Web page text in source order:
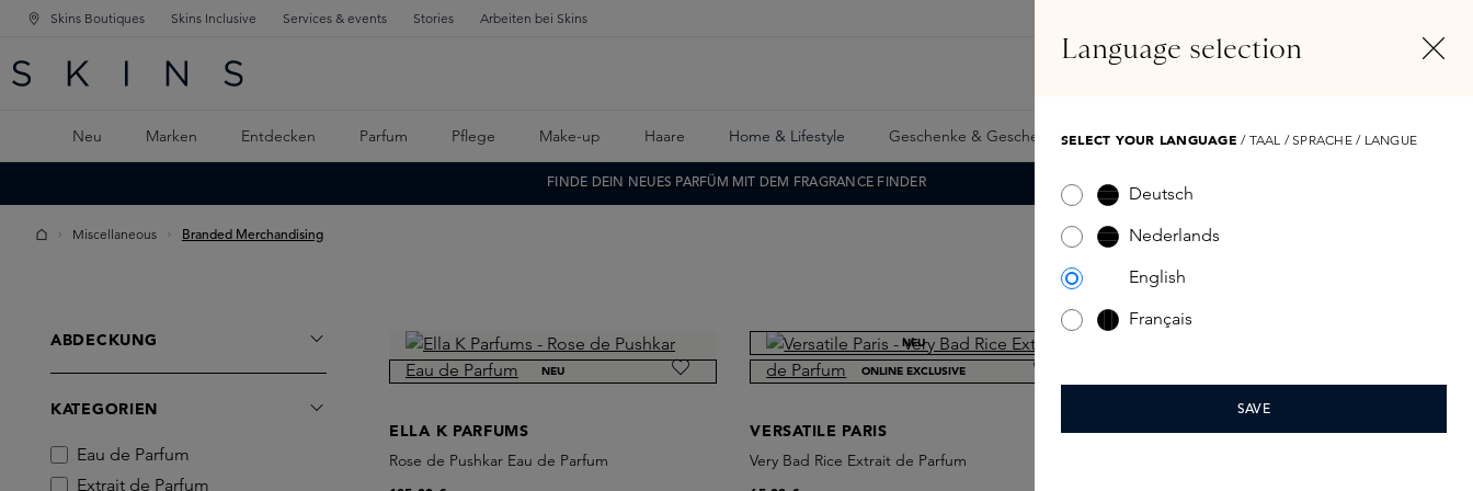
SPRINGEN
SPRINGEN
Skins Boutiques Skins Inclusive Services & events Stories Arbeiten bei Skins
Neu Marken Entdecken Parfum Pflege Make-up Haare Home & Lifestyle Geschenke & Geschenkkarte Samples Skins Exclusives Skins Boxen
FINDE DEIN NEUES PARFÜM MIT DEM FRAGRANCE FINDER
Miscellaneous Branded Merchandising
ABDECKUNG
KATEGORIEN
Eau de Parfum
Extrait de Parfum
NEU
ELLA K PARFUMS
Rose de Pushkar Eau de Parfum
NEU
ONLINE EXCLUSIVE
VERSATILE PARIS
Very Bad Rice Extrait de Parfum
WESTMAN ATELIER
Language selection
SELECT YOUR LANGUAGE / TAAL / SPRACHE / LANGUE
Deutsch
Nederlands
English
Français
SAVE